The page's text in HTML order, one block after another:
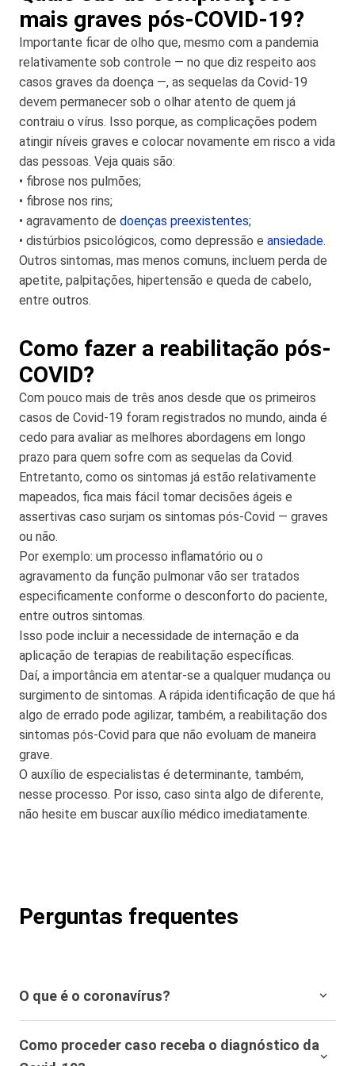
mais graves pós-COVID-19?
Importante ficar de olho que, mesmo com a pandemia
relativamente sob controle — no que diz respeito aos
casos graves da doença —, as sequelas da Covid-19
devem permanecer sob o olhar atento de quem já
contraiu o vírus. Isso porque, as complicações podem
atingir níveis graves e colocar novamente em risco a vida
das pessoas. Veja quais são:
• fibrose nos pulmões;
• fibrose nos rins;
• agravamento de doenças preexistentes;
• distúrbios psicológicos, como depressão e ansiedade.
Outros sintomas, mas menos comuns, incluem perda de
apetite, palpitações, hipertensão e queda de cabelo,
entre outros.
Como fazer a reabilitação pós-
COVID?
Com pouco mais de três anos desde que os primeiros
casos de Covid-19 foram registrados no mundo, ainda é
cedo para avaliar as melhores abordagens em longo
prazo para quem sofre com as sequelas da Covid.
Entretanto, como os sintomas já estão relativamente
mapeados, fica mais fácil tomar decisões ágeis e
assertivas caso surjam os sintomas pós-Covid — graves
ou não.
Por exemplo: um processo inflamatório ou o
agravamento da função pulmonar vão ser tratados
especificamente conforme o desconforto do paciente,
entre outros sintomas.
Isso pode incluir a necessidade de internação e da
aplicação de terapias de reabilitação específicas.
Daí, a importância em atentar-se a qualquer mudança ou
surgimento de sintomas. A rápida identificação de que há
algo de errado pode agilizar, também, a reabilitação dos
sintomas pós-Covid para que não evoluam de maneira
grave.
O auxílio de especialistas é determinante, também,
nesse processo. Por isso, caso sinta algo de diferente,
não hesite em buscar auxílio médico imediatamente.
Perguntas frequentes
O que é o coronavírus?
que recentemente passou por mutações, evoluindo para
Como proceder caso receba o diagnóstico da